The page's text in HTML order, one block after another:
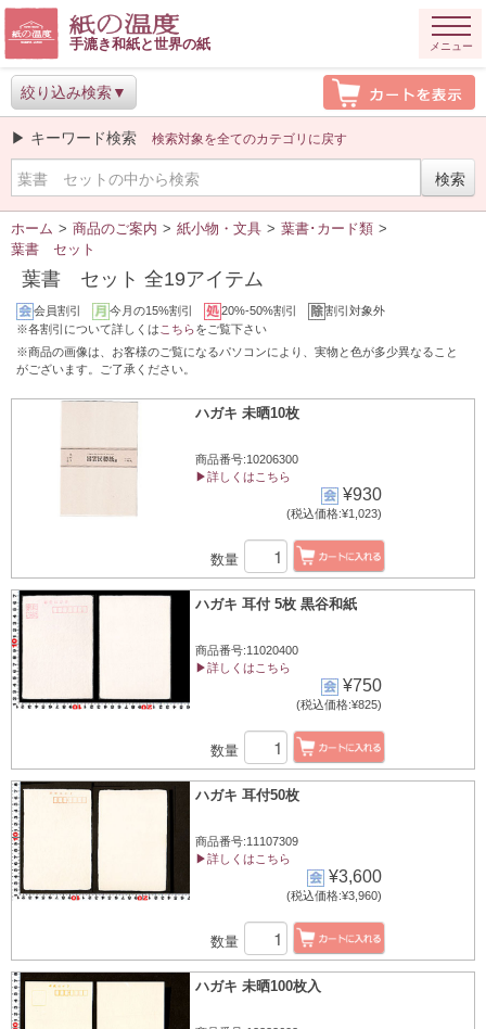
手漉き和紙と世界の紙 メニュー
絞り込み検索
▶ キーワード検索 検索対象を全てのカテゴリに戻す
ホーム > 商品のご案内 > 紙小物・文具 > 葉書･カード類 >
葉書 セット
葉書 セット 全19アイテム
会員割引 今月の15%割引 20%-50%割引
割引対象外
※各割引について詳しくは こちらをご覧下さい
※商品の画像は、お客様のご覧になるパソコンにより、実物と色が多少異なること
がございます。ご了承ください。
ハガキ 未晒10枚
商品番号:10206300
▶詳しくはこちら
¥930
(税込価格:¥1,023)
数量
ハガキ 耳付 5枚 黒谷和紙
商品番号:11020400
▶詳しくはこちら
¥750
(税込価格:¥825)
数量
ハガキ 耳付50枚
商品番号:11107309
▶詳しくはこちら
¥3,600
(税込価格:¥3,960)
数量
ハガキ 未晒100枚入